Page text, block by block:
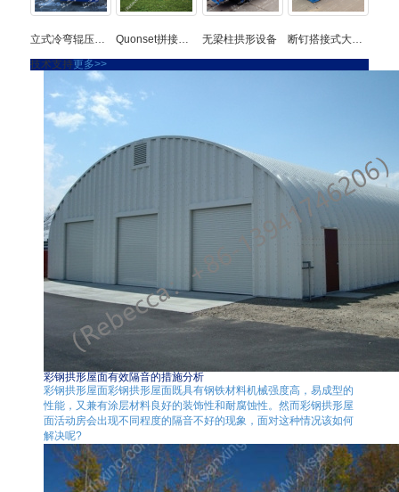
立式冷弯辊压成型机 无梁柱拱形设备
技术支持更多>>
彩钢拱形屋面有效隔音的措施分析
彩钢拱形屋面彩钢拱形屋面既具有钢铁材料机械强度高，易成型的
性能，又兼有涂层材料良好的装饰性和耐腐蚀性。然而彩钢拱形屋
面活动房会出现不同程度的隔音不好的现象，面对这种情况该如何
解决呢?